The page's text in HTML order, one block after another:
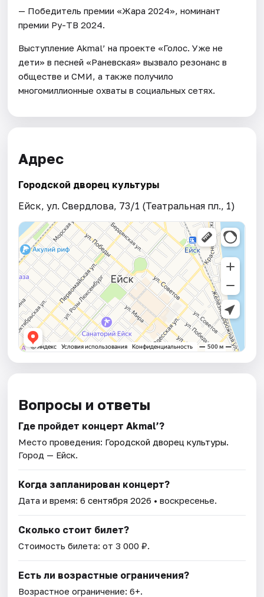
— Победитель премии «Жара 2024», номинант
премии Ру-ТВ 2024.
Выступление Akmal’ на проекте «Голос. Уже не
дети» в песней «Раневская» вызвало резонанс в
обществе и СМИ, а также получило
многомиллионные охваты в социальных сетях.
Адрес
Городской дворец культуры
Ейск, ул. Свердлова, 73/1 (Театральная пл., 1)
Вопросы и ответы
Где пройдет концерт Akmal’?
Место проведения: Городской дворец культуры.
Город — Ейск.
Когда запланирован концерт?
Дата и время:6 сентября 2026 • воскресенье.
Сколько стоит билет?
Стоимость билета: от 3 000 ₽.
Есть ли возрастные ограничения?
Возрастное ограничение: 6+.